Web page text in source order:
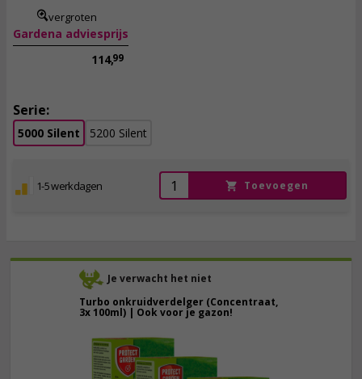
Je verwacht het niet
Turbo onkruidverdelger (Concentraat,
3x 100ml) | Ook voor je gazon!
vergroten
Gardena adviesprijs
114,99
Serie:
5000 Silent 5200 Silent
1-5 werkdagen Toevoegen